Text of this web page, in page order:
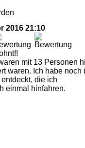
2016 21:10
mit 13 Personen
waren. Ich habe noch
die ich
einmal hinfahren.